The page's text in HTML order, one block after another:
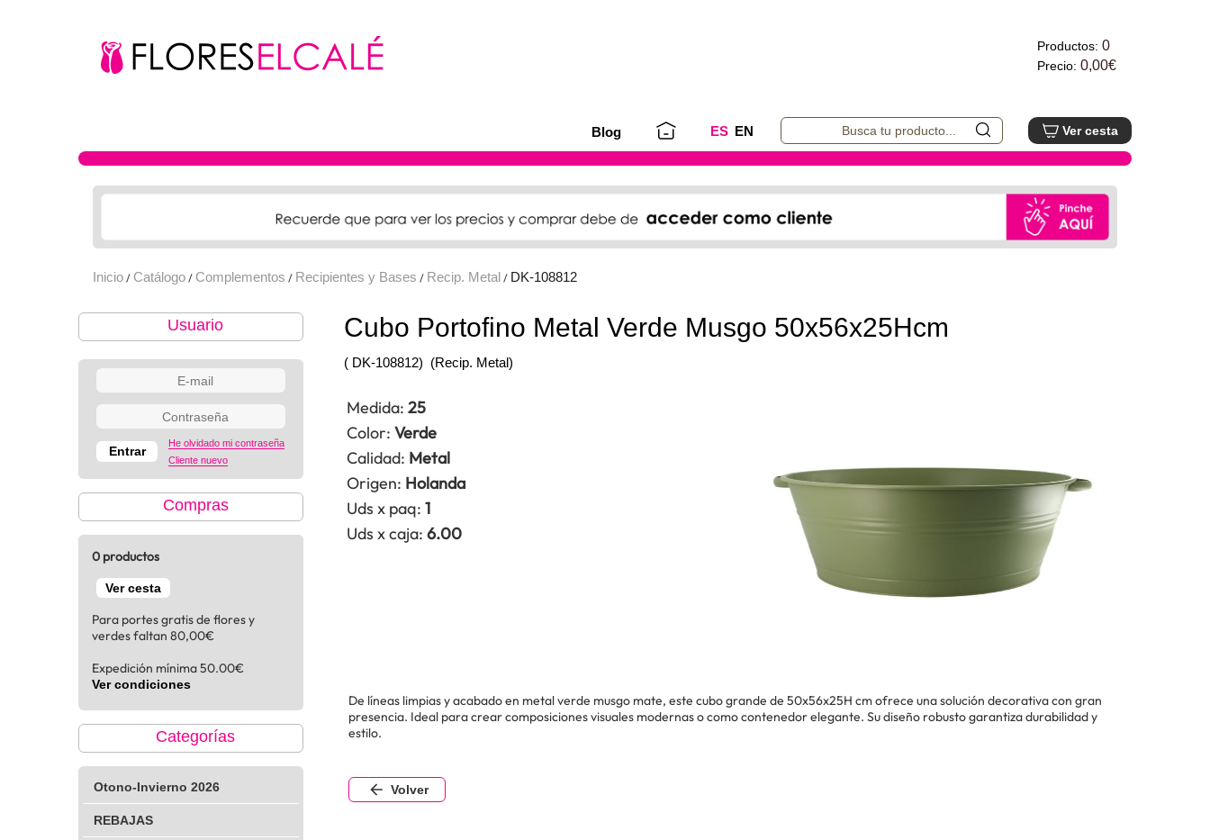
Productos: 0
Precio: 0,00€
Blog ES EN Ver cesta
Inicio / Catálogo / Complementos / Recipientes y Bases / Recip. Metal / DK-108812
Usuario
He olvidado mi contraseña
Cliente nuevo
Compras
0 productos
Ver cesta
Para portes gratis de flores y
verdes faltan 80,00€
Expedición mínima 50.00€
Ver condiciones
Categorías
Otono-Invierno 2026
REBAJAS
Cubo Portofino Metal Verde Musgo 50x56x25Hcm
( DK-108812) (Recip. Metal)
Medida: 25
Color: Verde
Calidad: Metal
Origen: Holanda
Uds x paq: 1
Uds x caja: 6.00
De líneas limpias y acabado en metal verde musgo mate, este cubo grande de 50x56x25H cm ofrece una solución decorativa con gran
presencia. Ideal para crear composiciones visuales modernas o como contenedor elegante. Su diseño robusto garantiza durabilidad y
estilo.
Volver